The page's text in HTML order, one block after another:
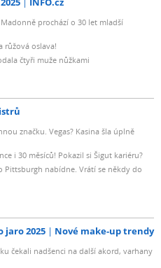
prochází o 30 let mladší
růžová oslava!
čtyři muže nůžkami
značku. Vegas? Kasina šla úplně
i 30 měsíců! Pokazil si Šigut kariéru?
Pittsburgh nabídne. Vrátí se někdy do
jaro 2025 Nové make-up trendy
čekali nadšenci na další akord, varhany